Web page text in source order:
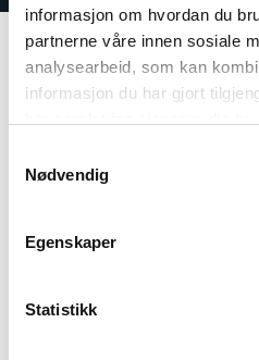
informasjon om hvordan du
partnerne våre innen sosiale
analysearbeid, som kan
informasjon du har gjort
Nødvendig
Egenskaper
Statistikk